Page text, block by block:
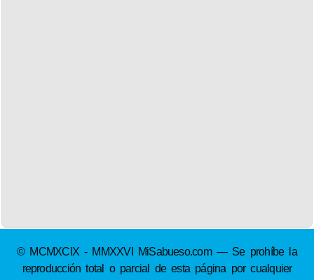
© MCMXCIX - MMXXVI MiSabueso.com — Se prohíbe la
reproducción total o parcial de esta página por cualquier